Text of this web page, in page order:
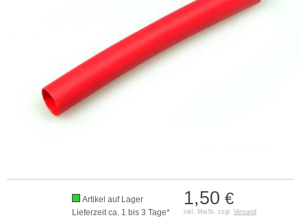
1,50 €
inkl. MwSt. zzgl. Versand
Artikel auf Lager
Lieferzeit ca. 1 bis 3 Tage*